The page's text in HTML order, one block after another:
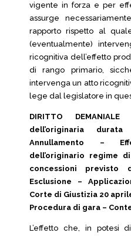
vigente in forza e per
assurge
rapporto rispetto al
(eventualmente)
ricognitiva dell’effetto
di rango primario,
intervenga un atto
lege dal legislatore in
DIRITTO
dell’originaria
Annullamento –
dell’originario regime
concessioni
Esclusione –
Corte di Giustizia 20
Procedura di gara –
L’effetto che, in potesi